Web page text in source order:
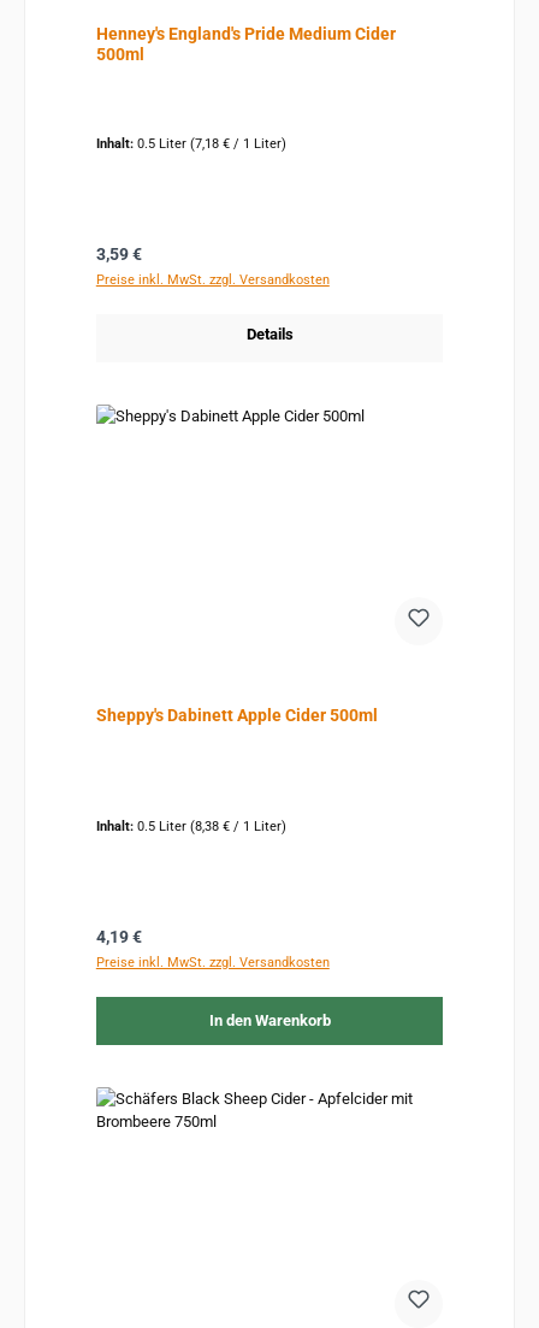
Henney's England's Pride Medium Cider
500ml
Inhalt: 0.5 Liter (7,18 € / 1 Liter)
Regulärer Preis:
3,59 €
Preise inkl. MwSt. zzgl. Versandkosten
Details
Sheppy's Dabinett Apple Cider 500ml
Inhalt: 0.5 Liter (8,38 € / 1 Liter)
Regulärer Preis:
4,19 €
Preise inkl. MwSt. zzgl. Versandkosten
In den Warenkorb